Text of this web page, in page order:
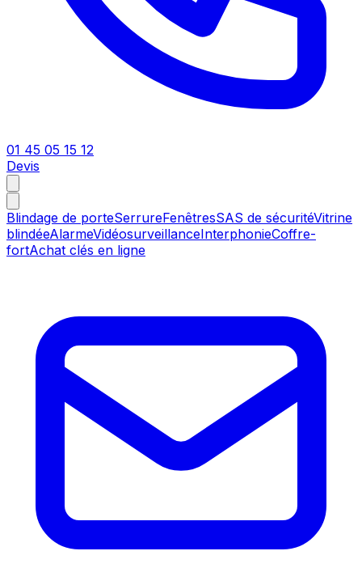
01 45 05 15 12
Devis
Blindage de porteSerrureFenêtresSAS de sécuritéVitrine
blindéeAlarmeVidéosurveillanceInterphonieCoffre-
fortAchat clés en ligne